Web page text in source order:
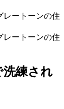
練され